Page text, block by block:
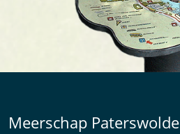
Meerschap Paterswolde